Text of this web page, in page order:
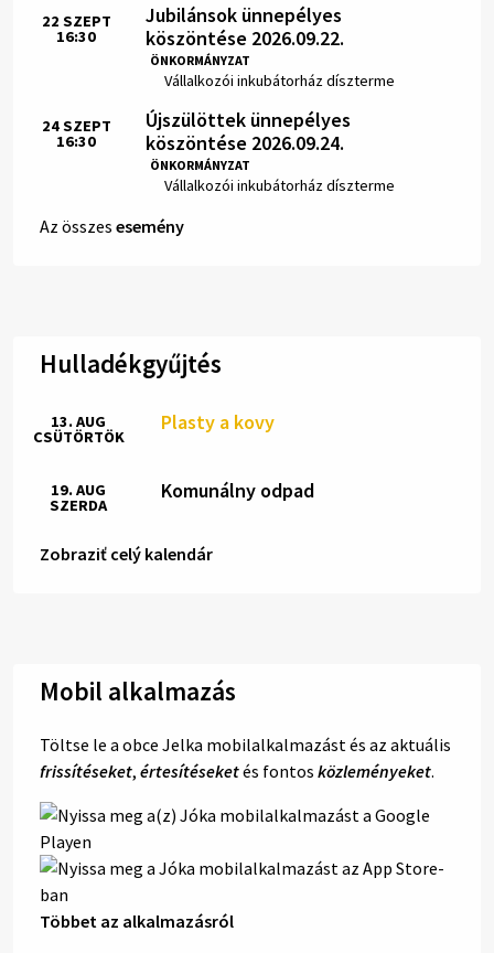
Jubilánsok ünnepélyes
köszöntése 2026.09.22.
ÖNKORMÁNYZAT
Hely:
Vállalkozói inkubátorház díszterme
Idő:
22 SZEPT
16:30
Újszülöttek ünnepélyes
köszöntése 2026.09.24.
ÖNKORMÁNYZAT
Hely:
Vállalkozói inkubátorház díszterme
Idő:
24SZEPT
16:30
Az összes esemény
Hulladékgyűjtés
Plasty a kovy
13. AUG
CSÜTÖRTÖK
Komunálny odpad
19. AUG
SZERDA
Zobraziť celý kalendár
Mobil alkalmazás
Töltse le a obce Jelka mobilalkalmazást és az aktuális
frissítéseket, értesítéseketés fontos közleményeket.
Többet az alkalmazásról